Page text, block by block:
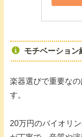
モチベーション
楽器選びで重要な
す。
20万円のバイオリ